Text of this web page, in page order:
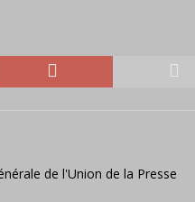
de l'Union de la Presse